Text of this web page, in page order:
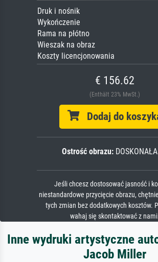
Druk i nośnik
Wykończenie
Rama na płótno
Wieszak na obraz
Koszty licencjonowania
€ 156.62
(Enthält 23% MwSt.)
Dodaj do
Ostrość obrazu:DOSKONAŁA
Jeśli chcesz dostosować jasność i
niestandardowe przycięcie obrazu,
tych zmian bez dodatkowych kosztów.
wahaj się skontaktować z
Inne wydruki artystyczne
Jacob Miller